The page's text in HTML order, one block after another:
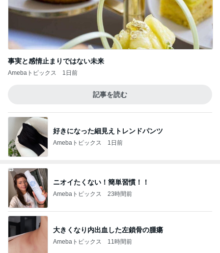
事実と感情止まりではない未来
Amebaトピックス 1日前
記事を読む
好きになった細見えトレンドパンツ
Amebaトピックス 1日前
ニオイたくない！簡単習慣！！
Amebaトピックス 23時間前
大きくなり内出血した左鎖骨の腫瘍
Amebaトピックス 11時間前